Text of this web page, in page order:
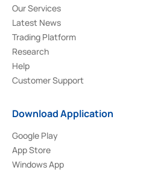
Our Services
Latest News
Trading Platform
Research
Help
Customer Support
Download Application
Google Play
App Store
Windows App